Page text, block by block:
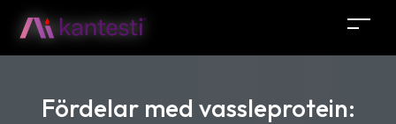
Fördelar med vassleprotein: